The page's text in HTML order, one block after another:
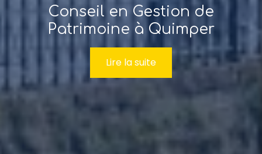
Conseil en Gestion de
Patrimoine à Quimper
Lire la suite